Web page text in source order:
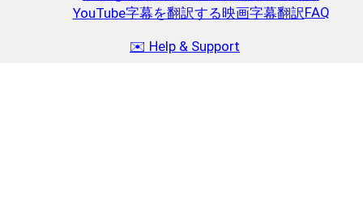
YouTube字幕を翻訳する映画字幕翻訳FAQ
✉️ Help & Support